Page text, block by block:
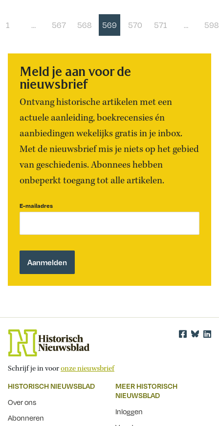
1 … 567 568 569 570 571 … 598
Meld je aan voor de
nieuwsbrief
Ontvang historische artikelen met een
actuele aanleiding, boekrecensies én
aanbiedingen wekelijks gratis in je inbox.
Met de nieuwsbrief mis je niets op het gebied
van geschiedenis. Abonnees hebben
onbeperkt toegang tot alle artikelen.
E-mailadres
Schrijf je in vooronze nieuwsbrief
HISTORISCH NIEUWSBLAD
Over ons
Abonneren
MEER HISTORISCH
NIEUWSBLAD
Inloggen